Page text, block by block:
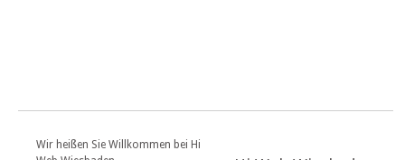
Wir heißen Sie Willkommen bei Hi